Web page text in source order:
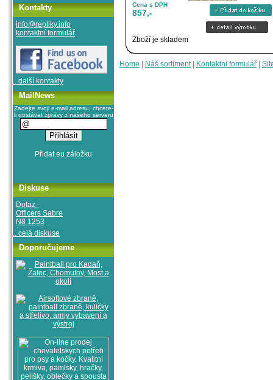
Cena s DPH
857,-
Zboží je skladem
Home Náš sortiment| Kontaktní formulář
Kontakty
info@repliky.info
kontaktní formulář
.. další kontakty
MailNews
Zadejte svoji e-mail adresu, chcete-
li dostávat zprávy z našeho serveru
Diskuse
Dotaz -
Officers Sabre
N8 1253
.. celá diskuse
Doporučujeme